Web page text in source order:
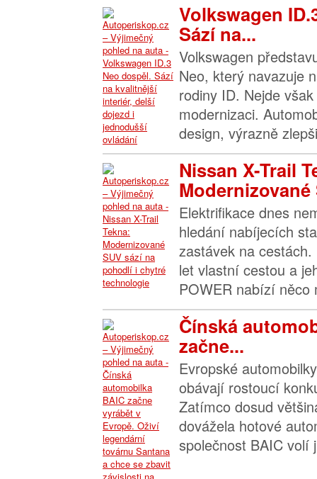
Volkswagen
Sází na...
Volkswagen
Neo, který navazuje
rodiny ID. Nejde
modernizaci.
design, výrazně
Nissan X-Trail
Modernizované
Elektrifikace dnes
hledání nabíjecích
zastávek na
let vlastní cestou a
POWER nabízí něco
Čínská
začne...
Evropské
obávají rostoucí
Zatímco dosud
dovážela hotové
společnost BAIC volí